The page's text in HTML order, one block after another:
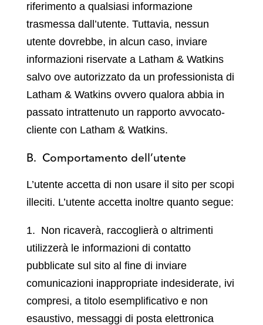
riferimento a qualsiasi informazione
trasmessa dall’utente. Tuttavia, nessun
utente dovrebbe, in alcun caso, inviare
informazioni riservate a Latham & Watkins
salvo ove autorizzato da un professionista di
Latham & Watkins ovvero qualora abbia in
passato intrattenuto un rapporto avvocato-
cliente con Latham & Watkins.
B. Comportamento dell’utente
L’utente accetta di non usare il sito per scopi
illeciti. L’utente accetta inoltre quanto segue:
1. Non ricaverà, raccoglierà o altrimenti
utilizzerà le informazioni di contatto
pubblicate sul sito al fine di inviare
comunicazioni inappropriate indesiderate, ivi
compresi, a titolo esemplificativo e non
esaustivo, messaggi di posta elettronica